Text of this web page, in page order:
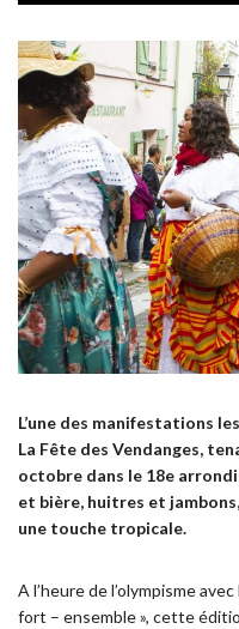
L’une des manifestations
La Fête des Vendanges,
octobre dans le 18e
et bière, huitres et
une touche tropicale.
A l’heure de l’olympisme
fort – ensemble », cette